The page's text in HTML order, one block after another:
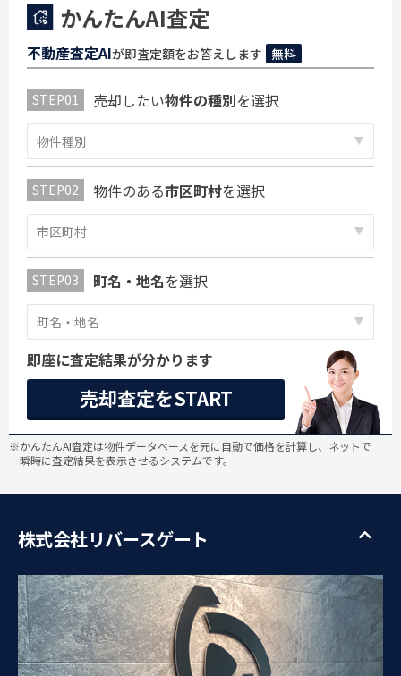
かんたんAI査定
不動産査定AIが即査定額をお答えします 無料
売却したい物件の種別を選択
物件のある市区町村を選択
町名・地名を選択
即座に査定結果が分かります
売却査定をSTART
※かんたんAI査定は物件データベースを元に自動で価格を計算し、ネットで
瞬時に査定結果を表示させるシステムです。
株式会社リバースゲート